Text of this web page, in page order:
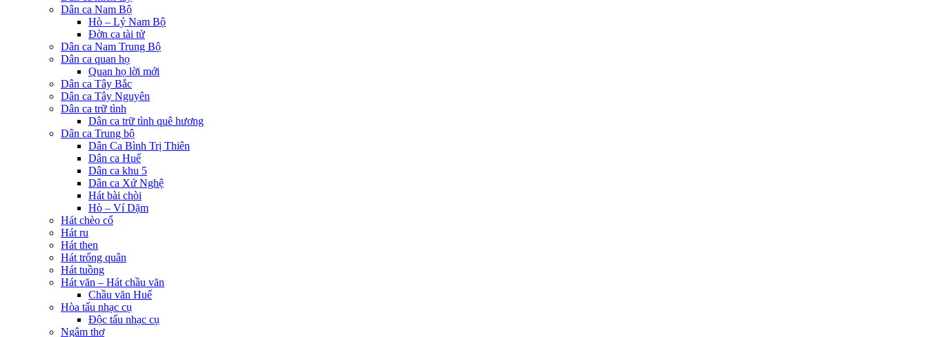
Dân ca Nam Bộ
Hò – Lý Nam Bộ
Đờn ca tài tử
Dân ca Nam Trung Bộ
Dân ca quan họ
Quan họ lời mới
Dân ca Tây Bắc
Dân ca Tây Nguyên
Dân ca trữ tình
Dân ca trữ tình quê hương
Dân ca Trung bộ
Dân Ca Bình Trị Thiên
Dân ca Huế
Dân ca khu 5
Dân ca Xứ Nghệ
Hát bài chòi
Hò – Ví Dặm
Hát chèo cổ
Hát ru
Hát then
Hát trống quân
Hát tuồng
Hát văn – Hát chầu văn
Chầu văn Huế
Hòa tấu nhạc cụ
Độc tấu nhạc cụ
Ngâm thơ